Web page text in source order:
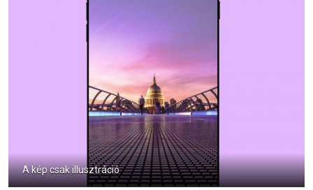
A kép csak illusztráció